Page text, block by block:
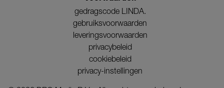
gedragscode LINDA.
gebruiksvoorwaarden
leveringsvoorwaarden
privacybeleid
cookiebeleid
privacy-instellingen